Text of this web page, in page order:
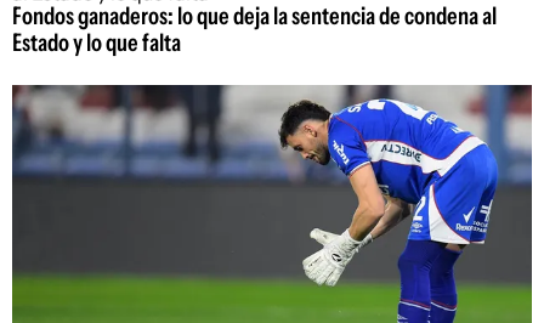
Fondos ganaderos: lo que deja la sentencia de condena al
Estado y lo que falta